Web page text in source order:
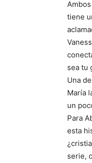
tiene
sea tu
Una
María
un
Para
esta
serie,